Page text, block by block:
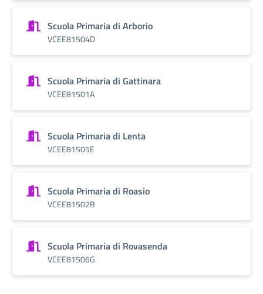
Scuola Primaria di Arborio
VCEE81504D
Scuola Primaria di Gattinara
VCEE81501A
Scuola Primaria di Lenta
VCEE81505E
Scuola Primaria di Roasio
VCEE81502B
Scuola Primaria di Rovasenda
VCEE81506G